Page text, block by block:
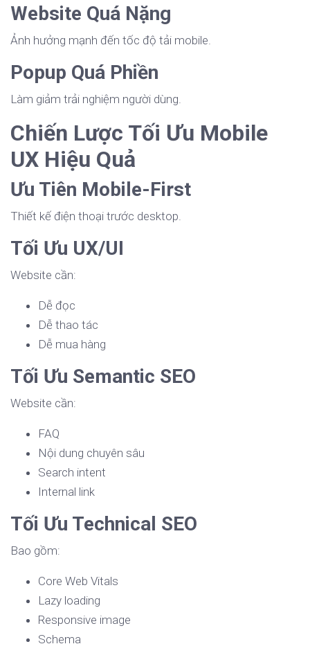
Website Quá Nặng
Ảnh hưởng mạnh đến tốc độ tải mobile.
Popup Quá Phiền
Làm giảm trải nghiệm người dùng.
Chiến Lược Tối Ưu Mobile
UX Hiệu Quả
Ưu Tiên Mobile-First
Thiết kế điện thoại trước desktop.
Tối Ưu UX/UI
Website cần:
Dễ đọc
Dễ thao tác
Dễ mua hàng
Tối Ưu Semantic SEO
Website cần:
FAQ
Nội dung chuyên sâu
Search intent
Internal link
Tối Ưu Technical SEO
Bao gồm:
Core Web Vitals
Lazy loading
Responsive image
Schema